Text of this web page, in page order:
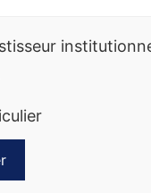
complète et les
Finance.
passées ne préjugent
de la valeur,
Toute souscription dans
documents périodiques
réduit le risque
de risques que ceux qui
ceux privilégiant les